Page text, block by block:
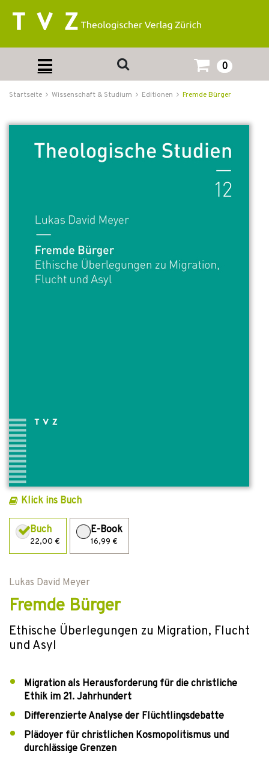
0
Startseite Wissenschaft & Studium Editionen Fremde Bürger
Klick ins Buch
Buch
22,00 €
E-Book
16,99 €
Lukas David Meyer
Fremde Bürger
Ethische Überlegungen zu Migration, Flucht
und Asyl
Migration als Herausforderung für die christliche
Ethik im 21. Jahrhundert
Differenzierte Analyse der Flüchtlingsdebatte
Plädoyer für christlichen Kosmopolitismus und
durchlässige Grenzen